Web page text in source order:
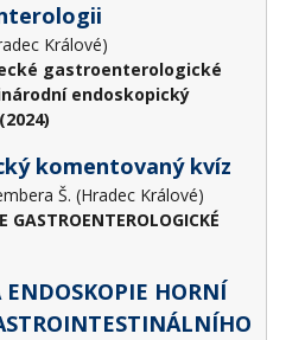
Králové)
gastroenterologické
endoskopický
komentovaný kvíz
Š. (Hradec Králové)
GASTROENTEROLOGICKÉ
ENDOSKOPIE HORNÍ